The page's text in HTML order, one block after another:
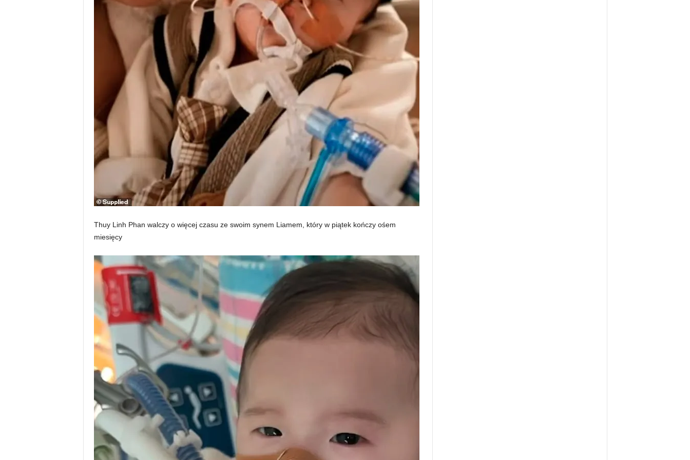
Thuy Linh Phan walczy o więcej czasu ze swoim synem Liamem, który w piątek kończy ośem
miesięcy